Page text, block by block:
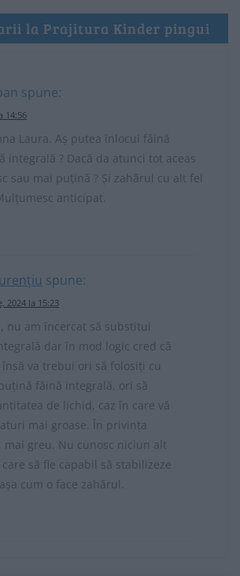
la Prajitura Kinder pingui
spune:
14:56
Laura. Aș putea înlocui făină
integrală ? Dacă da atunci tot aceas
sau mai puțină ? Și zahărul cu alt fel
anticipat.
spune:
2024 la 15:23
nu am încercat să substitui
dar în mod logic cred că
va trebui ori să folosiți cu
făină integrală, ori să
de lichid, caz în care vă
mai groase. În privința
mai greu. Nu cunosc niciun alt
să fie capabil să stabilizeze
cum o face zahărul.